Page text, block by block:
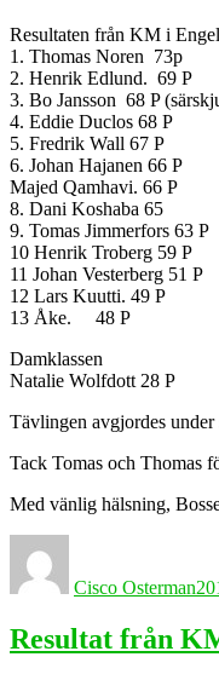
Resultaten från KM i
1. Thomas Noren 73p
2. Henrik Edlund. 69 P
3. Bo Jansson 68 P
4. Eddie Duclos 68 P
5. Fredrik Wall 67 P
6. Johan Hajanen 66 P
Majed Qamhavi. 66 P
8. Dani Koshaba 65
9. Tomas Jimmerfors 63 P
10 Henrik Troberg 59 P
11 Johan Vesterberg 51 P
12 Lars Kuutti. 49 P
13 Åke. 48 P
Damklassen
Natalie Wolfdott 28 P
Tävlingen avgjordes under
Tack Tomas och Thomas
Med vänlig hälsning,
Cisco Osterman
Resultat från